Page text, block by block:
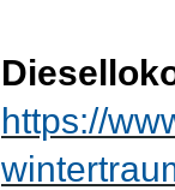
https://